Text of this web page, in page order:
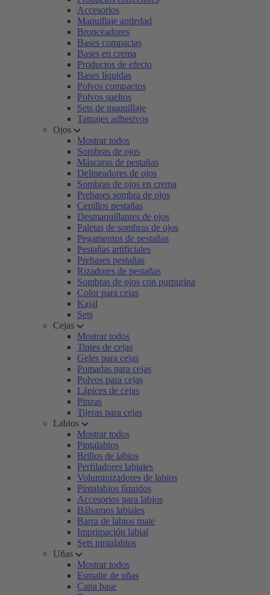
Accesorios
Maquillaje antiedad
Bronceadores
Bases compactas
Bases en crema
Productos de efecto
Bases líquidas
Polvos compactos
Polvos sueltos
Sets de maquillaje
Tatuajes adhesivos
Ojos
Mostrar todos
Sombras de ojos
Máscaras de pestañas
Delineadores de ojos
Sombras de ojos en crema
Prebases sombra de ojos
Cepillos pestañas
Desmaquillantes de ojos
Paletas de sombras de ojos
Pegamentos de pestañas
Pestañas artificiales
Prebases pestañas
Rizadores de pestañas
Sombras de ojos con purpurina
Color para cejas
Kajal
Sets
Cejas
Mostrar todos
Tintes de cejas
Geles para cejas
Pomadas para cejas
Polvos para cejas
Lápices de cejas
Pinzas
Tijeras para cejas
Labios
Mostrar todos
Pintalabios
Brillos de labios
Perfiladores labiales
Voluminizadores de labios
Pintalabios líquidos
Accesorios para labios
Bálsamos labiales
Barra de labios mate
Imprimación labial
Sets pintalabios
Uñas
Mostrar todos
Esmalte de uñas
Capa base